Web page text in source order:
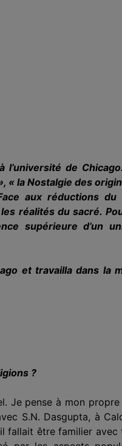
de
« la Nostalgie des
aux réductions du
réalités du sacré.
supérieure d’un
et travailladans la
?
Je pense à mon
S.N. Dasgupta, à
fallait être fami­lier avec